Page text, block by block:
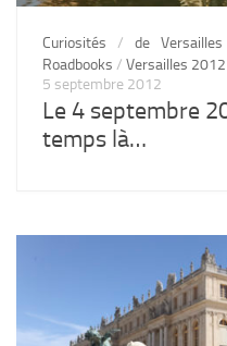
Curiosités / de Versailles
Roadbooks / Versailles 2012
5 septembre 2012
Le 4 septembre
temps là…